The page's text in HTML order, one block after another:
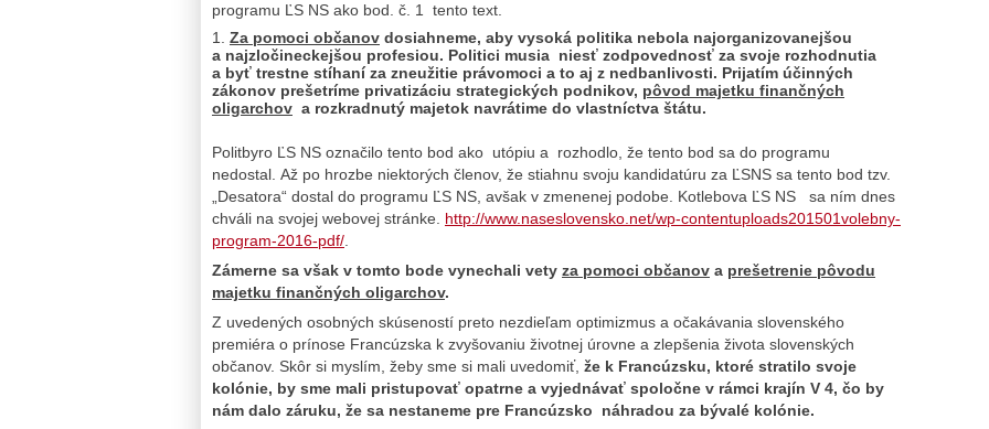
programu ĽS NS ako bod. č. 1 tento text.
Za pomoci občanov dosiahneme, aby vysoká politika nebola najorganizovanejšou
a najzločineckejšou profesiou. Politici musia niesť zodpovednosť za svoje rozhodnutia
a byť trestne stíhaní za zneužitie právomoci a to aj z nedbanlivosti. Prijatím účinných
zákonov prešetríme privatizáciu strategických podnikov, pôvod majetku finančných
oligarchov a rozkradnutý majetok navrátime do vlastníctva štátu.
Politbyro ĽS NS označilo tento bod ako utópiu a rozhodlo, že tento bod sa do programu
nedostal. Až po hrozbe niektorých členov, že stiahnu svoju kandidatúru za ĽSNS sa tento bod tzv.
„Desatora“ dostal do programu ĽS NS, avšak v zmenenej podobe. Kotlebova ĽS NS sa ním dnes
chváli na svojej webovej stránke. http://www.naseslovensko.net/wp-contentuploads201501volebny-
program-2016-pdf/
Zámerne sa však v tomto bode vynechali vety za pomoci občanov a prešetrenie pôvodu
majetku finančných oligarchov.
Z uvedených osobných skúseností preto nezdieľam optimizmus a očakávania slovenského
premiéra o prínose Francúzska k zvyšovaniu životnej úrovne a zlepšenia života slovenských
občanov. Skôr si myslím, žeby sme si mali uvedomiť, že k Francúzsku, ktoré stratilo svoje
kolónie, by sme mali pristupovať opatrne a vyjednávať spoločne v rámci krajín V 4, čo by
nám dalo záruku, že sa nestaneme pre Francúzsko náhradou za bývalé kolónie.